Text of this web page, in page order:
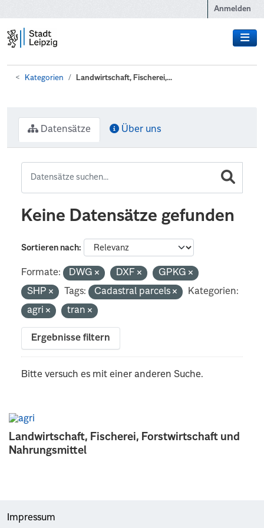
Anmelden
Kategorien Landwirtschaft, Fischerei,...
Landwirtschaft, Fischerei, Forstwirtschaft und
Nahrungsmittel
Datensätze Über uns
Keine Datensätze gefunden
Sortieren nach
Formate: DWG DXF
GPKG
SHP
Tags: Cadastral parcels
Kategorien:
agri
tran
Ergebnisse filtern
Bitte versuch es mit einer anderen Suche.
Impressum